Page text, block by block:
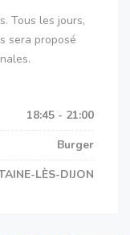
Tous les jours,
sera proposé
18:45 - 21:00
Burger
LÈS-DIJON